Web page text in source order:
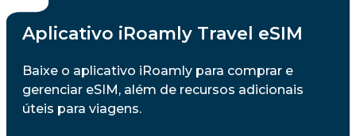
Aplicativo iRoamly Travel eSIM
Baixe o aplicativo iRoamly para comprar e
gerenciar eSIM, além de recursos adicionais
úteis para viagens.